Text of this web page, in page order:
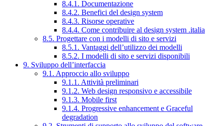
8.4.1. Documentazione
8.4.2. Benefici del design system
8.4.3. Risorse operative
8.4.4. Come contribuire al design system .italia
8.5. Progettare con i modelli di sito e servizi
8.5.1. Vantaggi dell’utilizzo dei modelli
8.5.2. I modelli di sito e servizi disponibili
9. Sviluppo dell’interfaccia
9.1. Approccio allo sviluppo
9.1.1. Attività preliminari
9.1.2. Web design responsivo e accessibile
9.1.3. Mobile first
9.1.4. Progressive enhancement e Graceful
degradation